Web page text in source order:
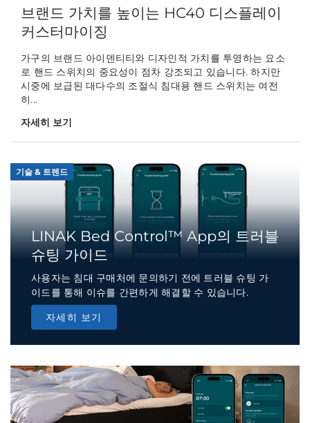
브랜드 가치를 높이는 HC40 디스플레이
커스터마이징
가구의 브랜드 아이덴티티와 디자인적 가치를 투영하는 요소
로 핸드 스위치의 중요성이 점차 강조되고 있습니다. 하지만
시중에 보급된 대다수의 조절식 침대용 핸드 스위치는 여전
히...
자세히 보기
기술 & 트렌드
LINAK Bed Control™ App의 트러블
슈팅 가이드
사용자는 침대 구매처에 문의하기 전에 트러블 슈팅 가
이드를 통해 이슈를 간편하게 해결할 수 있습니다.
자세히 보기